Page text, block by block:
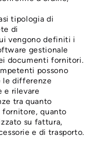
tipologia di
di
vengono definiti i
gestionale
documenti fornitori.
possono
le differenze
e rilevare
tra quanto
fornitore, quanto
su fattura,
e di trasporto.